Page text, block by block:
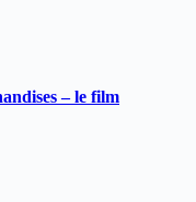
– le film